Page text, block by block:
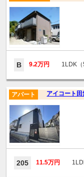
B 9.2万円 1LDK（
アイコート田
アパート
205 11.5万円